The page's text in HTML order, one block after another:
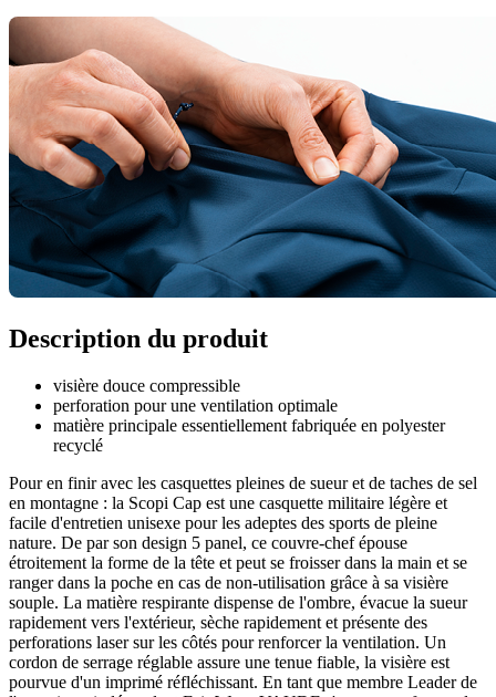
Description du produit
visière douce compressible
perforation pour une ventilation optimale
matière principale essentiellement fabriquée en polyester
recyclé
Pour en finir avec les casquettes pleines de sueur et de taches de sel
en montagne : la Scopi Cap est une casquette militaire légère et
facile d'entretien unisexe pour les adeptes des sports de pleine
nature. De par son design 5 panel, ce couvre-chef épouse
étroitement la forme de la tête et peut se froisser dans la main et se
ranger dans la poche en cas de non-utilisation grâce à sa visière
souple. La matière respirante dispense de l'ombre, évacue la sueur
rapidement vers l'extérieur, sèche rapidement et présente des
perforations laser sur les côtés pour renforcer la ventilation. Un
cordon de serrage réglable assure une tenue fiable, la visière est
pourvue d'un imprimé réfléchissant. En tant que membre Leader de